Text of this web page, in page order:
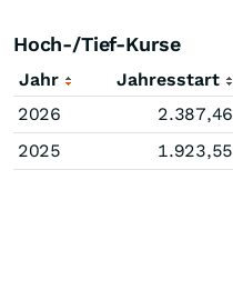
Hoch-/Tief-Kurse
Jahr Jahresstart
2026
2.387,46
2025
1.923,55